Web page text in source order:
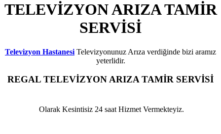
TELEVİZYON ARIZA TAMİR
SERVİSİ
Televizyon Hastanesi Televizyonunuz Arıza verdiğinde bizi aramız
yeterlidir.
REGAL TELEVİZYON ARIZA TAMİR SERVİSİ
Olarak Kesintisiz 24 saat Hizmet Vermekteyiz.